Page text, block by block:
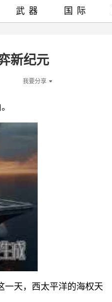
新纪元
我要分享
一天，西太平洋的海权天
武器 国际